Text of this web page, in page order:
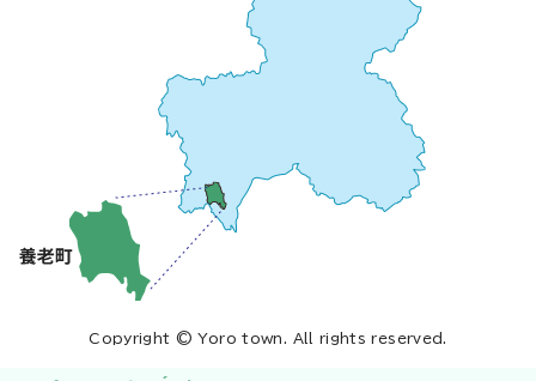
Copyright © Yoro town. All rights reserved.